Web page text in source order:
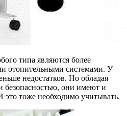
типа являются более
отопительными системами. У
недостатков. Но обладая
безопасностью, они имеют и
тоже необходимо учитывать.